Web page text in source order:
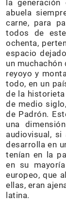
la
abuela
carne, para
todos de
ochenta,
espacio
un muchachón
reyoyo y
todo, en un
de la
de medio
de Padrón.
una
audiovisual,
desarrolla en
tenían en la
en su
europeo, que
ellas, eran
latina.